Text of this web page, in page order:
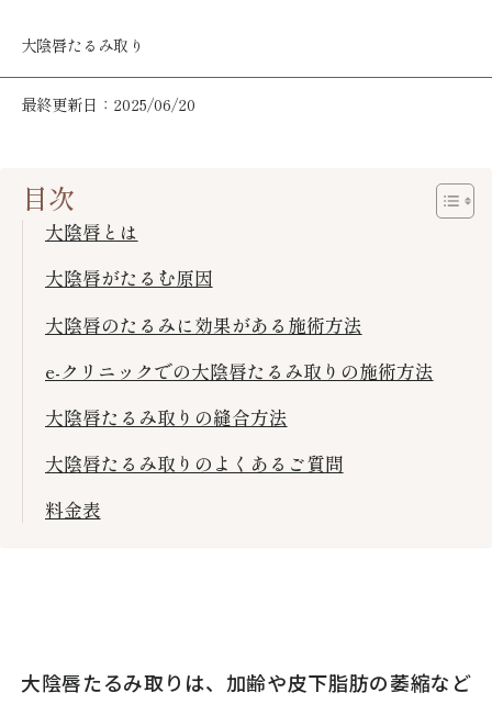
大陰唇たるみ取り
最終更新日：2025/06/20
目次
大陰唇とは
大陰唇がたるむ原因
大陰唇のたるみに効果がある施術方法
e-クリニックでの大陰唇たるみ取りの施術方法
大陰唇たるみ取りの縫合方法
大陰唇たるみ取りのよくあるご質問
料金表
大陰唇たるみ取りは、加齢や皮下脂肪の萎縮など